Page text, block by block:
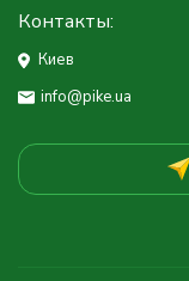
Контакты:
Киев
info@pike.ua